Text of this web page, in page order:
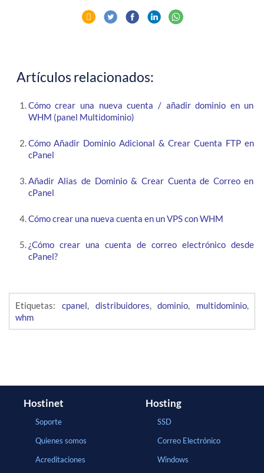
Artículos relacionados:
Cómo crear una nueva cuenta / añadir dominio en un
WHM (panel Multidominio)
Cómo Añadir Dominio Adicional & Crear Cuenta FTP en
cPanel
Añadir Alias de Dominio & Crear Cuenta de Correo en
cPanel
Cómo crear una nueva cuenta en un VPS con WHM
¿Cómo crear una cuenta de correo electrónico desde
cPanel?
Etiquetas: cpanel, distribuidores,dominio, multidominio,
whm
Hostinet
Soporte
Quienes somos
Acreditaciones
Hosting
SSD
Correo Electrónico
Windows